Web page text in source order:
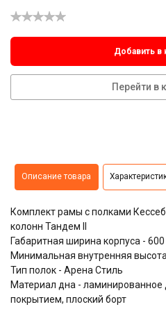
Добавить в
Перейти в
Описание товара
Комплект рамы с полками
колонн Тандем II
Габаритная ширина корпуса -
Минимальная внутренняя
Тип полок - Aренa Стиль
Материал дна -
покрытием, плоский борт